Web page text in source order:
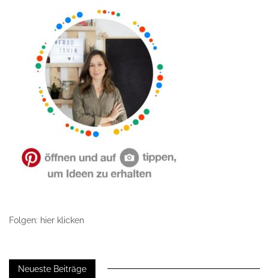
Folgen: hier klicken
Neueste Beiträge